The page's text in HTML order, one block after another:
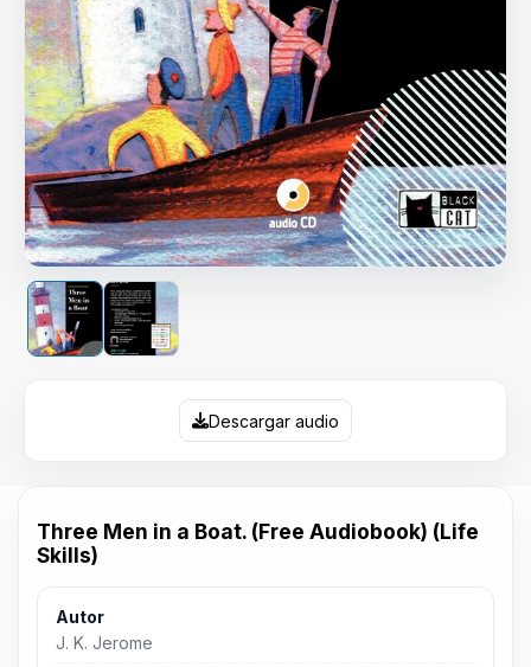
Descargar audio
Three Men in a Boat. (Free Audiobook) (Life
Skills)
Autor
J. K. Jerome